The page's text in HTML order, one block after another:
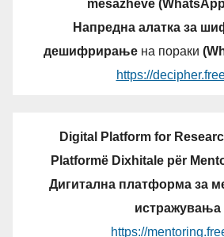
mesazheve
Напредна алатка за
дешифрирањена пораки
https://
Digital Platform for
Platformë Dixhitale për
Дигитална платформа за
истражувања
https://